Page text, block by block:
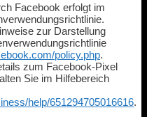
Facebook erfolgt im
zur Darstellung
policy.php.
zum Facebook-Pixel
Sie im Hilfebereich
help/651294705016616.